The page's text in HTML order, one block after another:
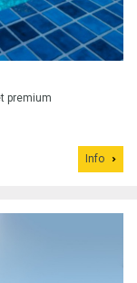
premium
Info